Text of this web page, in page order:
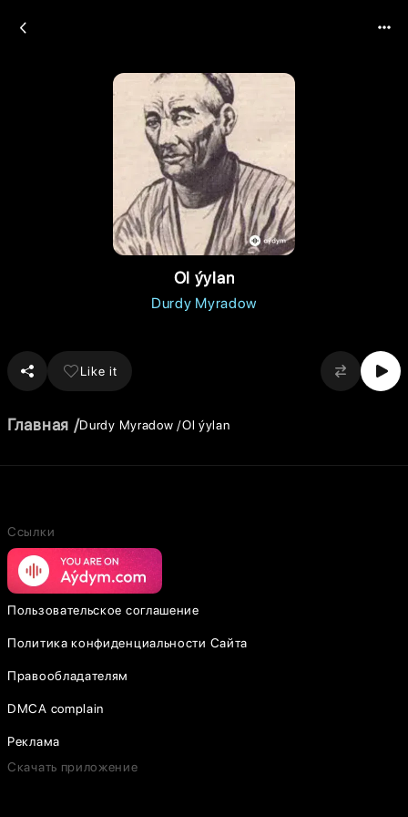
Ol ýylan
Durdy Myradow
Like it
Главная Durdy Myradow Ol ýylan
Ссылки
Пользовательское соглашение
Политика конфиденциальности Сайта
Правообладателям
DMCA complain
Реклама
Скачать приложение